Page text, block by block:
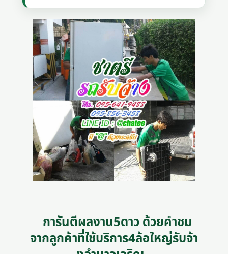
การันตีผลงาน5ดาว ด้วยคำชม
จากลูกค้าที่ใช้บริการ4ล้อใหญ่รับจ้า